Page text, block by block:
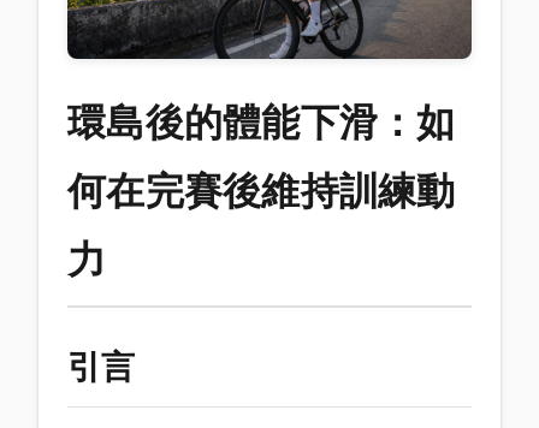
環島後的體能下滑：如
何在完賽後維持訓練動
力
引言